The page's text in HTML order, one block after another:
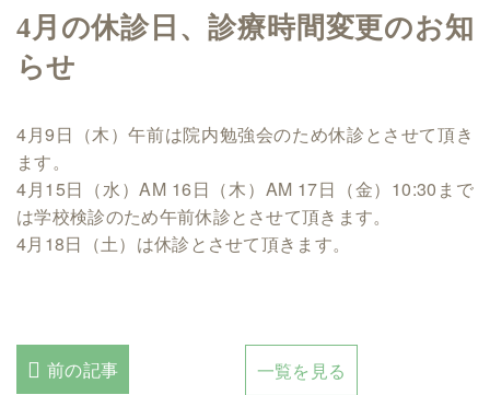
4月の休診日、診療時間変更のお知
らせ
4月9日（木）午前は院内勉強会のため休診とさせて頂き
ます。
4月15日（水）AM 16日（木）AM 17日（金）10:30まで
は学校検診のため午前休診とさせて頂きます。
4月18日（土）は休診とさせて頂きます。
前の記事 一覧を見る